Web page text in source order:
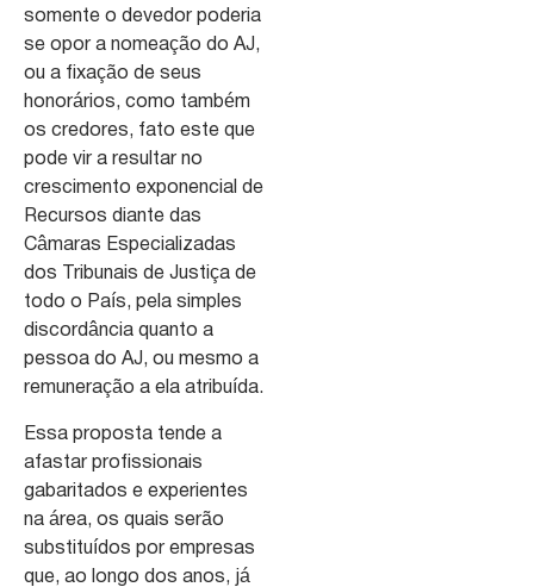
somente o devedor poderia
se opor a nomeação do AJ,
ou a fixação de seus
honorários, como também
os credores, fato este que
pode vir a resultar no
crescimento exponencial de
Recursos diante das
Câmaras Especializadas
dos Tribunais de Justiça de
todo o País, pela simples
discordância quanto a
pessoa do AJ, ou mesmo a
remuneração a ela atribuída.
Essa proposta tende a
afastar profissionais
gabaritados e experientes
na área, os quais serão
substituídos por empresas
que, ao longo dos anos, já